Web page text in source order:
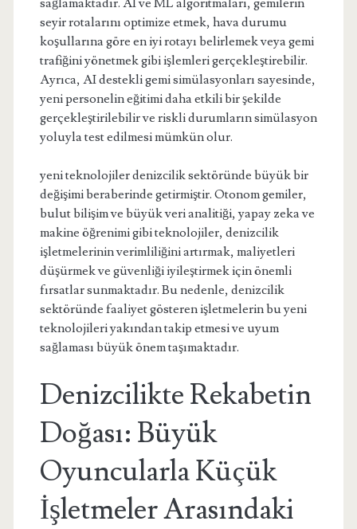
sağlamaktadır. AI ve ML algoritmaları, gemilerin
seyir rotalarını optimize etmek, hava durumu
koşullarına göre en iyi rotayı belirlemek veya gemi
trafiğini yönetmek gibi işlemleri gerçekleştirebilir.
Ayrıca, AI destekli gemi simülasyonları sayesinde,
yeni personelin eğitimi daha etkili bir şekilde
gerçekleştirilebilir ve riskli durumların simülasyon
yoluyla test edilmesi mümkün olur.
yeni teknolojiler denizcilik sektöründe büyük bir
değişimi beraberinde getirmiştir. Otonom gemiler,
bulut bilişim ve büyük veri analitiği, yapay zeka ve
makine öğrenimi gibi teknolojiler, denizcilik
işletmelerinin verimliliğini artırmak, maliyetleri
düşürmek ve güvenliği iyileştirmek için önemli
fırsatlar sunmaktadır. Bu nedenle, denizcilik
sektöründe faaliyet gösteren işletmelerin bu yeni
teknolojileri yakından takip etmesi ve uyum
sağlaması büyük önem taşımaktadır.
Denizcilikte Rekabetin
Doğası: Büyük
Oyuncularla Küçük
İşletmeler Arasındaki